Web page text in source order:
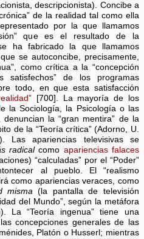
descripcionista). Concibe a
de la realidad tal como ella
por la que llamamos
que es el resultado de la
ha fabricado la que llamamos
se autoconcibe, precisamente,
como crítica a la “concepción
satisfechos” de los programas
todo, en que esta satisfacción
[700]. La mayoría de los
la Sociología, la Psicología o las
denuncian la “gran mentira” de la
de la “Teoría crítica” (Adorno, U.
Las apariencias televisivas se
radicalcomo apariencias falaces
“calculadas” por el “Poder”
al pueblo. El “realismo
como apariencias veraces, como
misma (la pantalla de televisión
del Mundo”, según la metáfora
La “Teoría ingenua” tiene una
concepciones generales de las
Platón o Husserl; mientras